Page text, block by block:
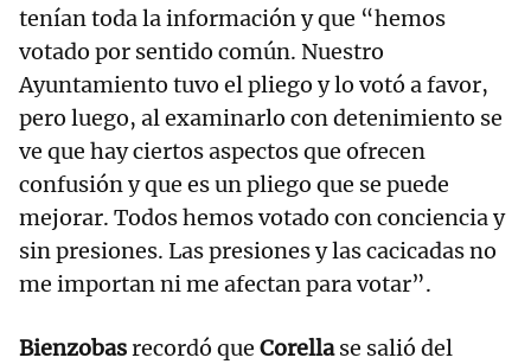
tenían toda la información y que “hemos
votado por sentido común. Nuestro
Ayuntamiento tuvo el pliego y lo votó a favor,
pero luego, al examinarlo con detenimiento se
ve que hay ciertos aspectos que ofrecen
confusión y que es un pliego que se puede
mejorar. Todos hemos votado con conciencia y
sin presiones. Las presiones y las cacicadas no
me importan ni me afectan para votar”.
Bienzobasrecordó que Corellase salió del